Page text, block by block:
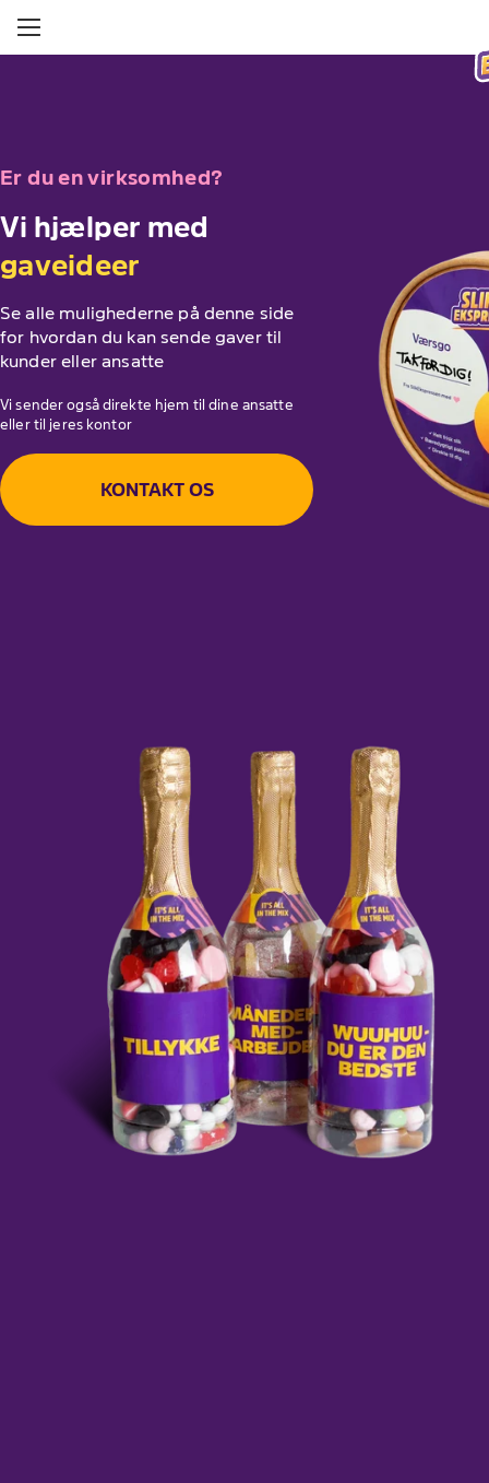
Er du en virksomhed?
Vi hjælper med
gaveideer
Se alle mulighederne på denne side
for hvordan du kan sende gaver til
kunder eller ansatte
Vi sender også direkte hjem til dine ansatte
eller til jeres kontor
KONTAKT OS